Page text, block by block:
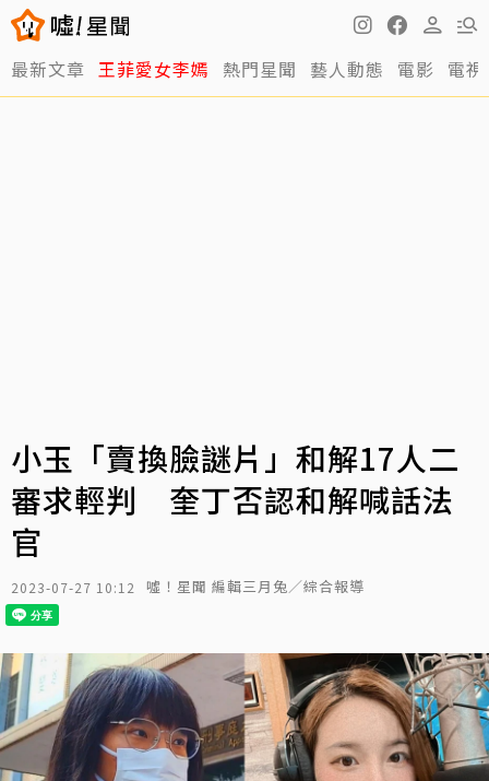
最新文章 王菲愛女李嫣 熱門星聞 藝人動態 電影 電視
小玉「賣換臉謎片」和解17人二
審求輕判 奎丁否認和解喊話法
官
2023-07-27 10:12 噓！星聞 編輯三月兔／綜合報導